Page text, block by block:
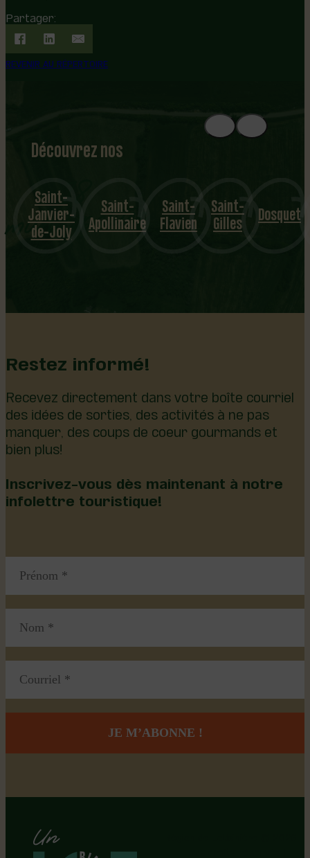
Partager:
REVENIR AU RÉPERTOIRE
Découvrez nos
1
8
mu
nicipalités
Saint-
Janvier-
de-Joly
Saint-
Apollinaire
Saint-
Flavien
Saint-
Gilles Dosquet
Restez informé!
Recevez directement dans votre boîte courriel
des idées de sorties, des activités à ne pas
manquer, des coups de coeur gourmands et
bien plus!
Inscrivez-vous dès maintenant à notre
infolettre touristique!